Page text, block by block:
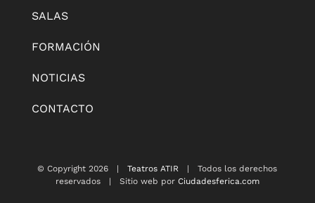
SALAS
FORMACIÓN
NOTICIAS
CONTACTO
© Copyright2026 |Teatros ATIR | Todos los derechos
reservados | Sitio web por Ciudadesferica.com